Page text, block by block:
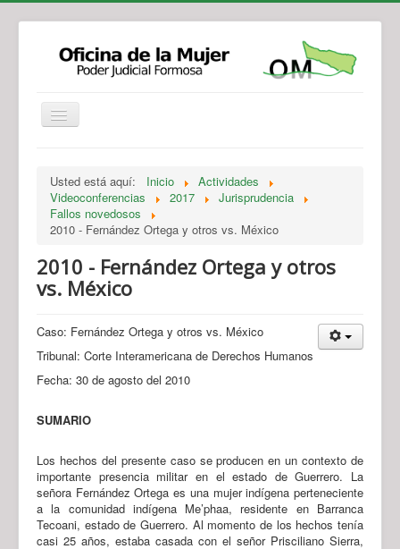
Legislación
Novedades
Recursos y Servicios de Atención
Usted está aquí: Inicio
Actividades
Videoconferencias
2017
Jurisprudencia
Fallos novedosos
2010 - Fernández Ortega y otros vs. México
2010 - Fernández Ortega y otros
vs. México
Caso: Fernández Ortega y otros vs. México
Tribunal: Corte Interamericana de Derechos Humanos
Fecha: 30 de agosto del 2010
SUMARIO
Los hechos del presente caso se producen en un contexto de
importante presencia militar en el estado de Guerrero. La
señora Fernández Ortega es una mujer indígena perteneciente
a la comunidad indígena Me’phaa, residente en Barranca
Tecoani, estado de Guerrero. Al momento de los hechos tenía
casi 25 años, estaba casada con el señor Prisciliano Sierra,